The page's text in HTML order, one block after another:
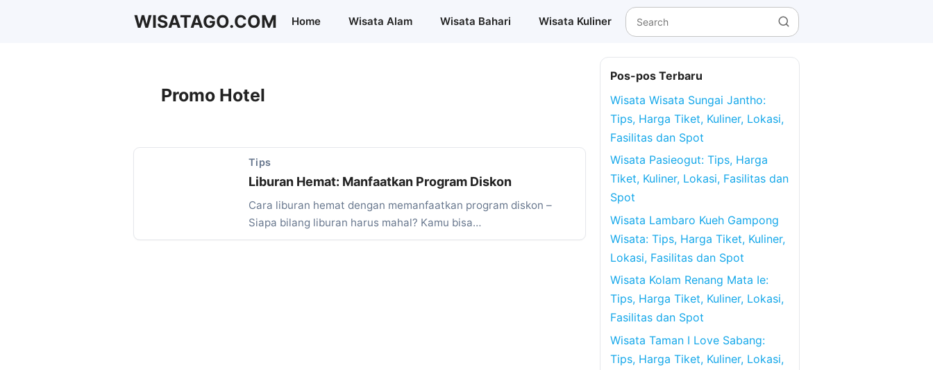
WISATAGO.COM Home Wisata Alam Wisata Bahari Wisata Kuliner
Promo Hotel
Tips
Liburan Hemat: Manfaatkan Program Diskon
Cara liburan hemat dengan memanfaatkan program diskon –
Siapa bilang liburan harus mahal? Kamu bisa…
Pos-pos Terbaru
Wisata Wisata Sungai Jantho:
Tips, Harga Tiket, Kuliner, Lokasi,
Fasilitas dan Spot
Wisata Pasieogut: Tips, Harga
Tiket, Kuliner, Lokasi, Fasilitas dan
Spot
Wisata Lambaro Kueh Gampong
Wisata: Tips, Harga Tiket, Kuliner,
Lokasi, Fasilitas dan Spot
Wisata Kolam Renang Mata Ie:
Tips, Harga Tiket, Kuliner, Lokasi,
Fasilitas dan Spot
Wisata Taman I Love Sabang:
Tips, Harga Tiket, Kuliner, Lokasi,